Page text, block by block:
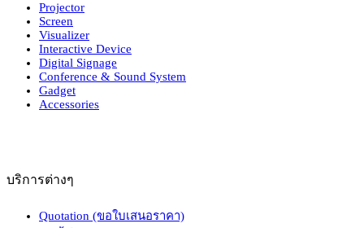
Projector
Screen
Visualizer
Interactive Device
Digital Signage
Conference & Sound System
Gadget
Accessories
บริการต่างๆ
Quotation (ขอใบเสนอราคา)